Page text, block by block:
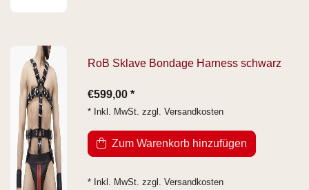
RoB Sklave Bondage Harness schwarz
€599,00 *
* Inkl. MwSt. zzgl. Versandkosten
Zum Warenkorb hinzufügen
* Inkl. MwSt. zzgl. Versandkosten